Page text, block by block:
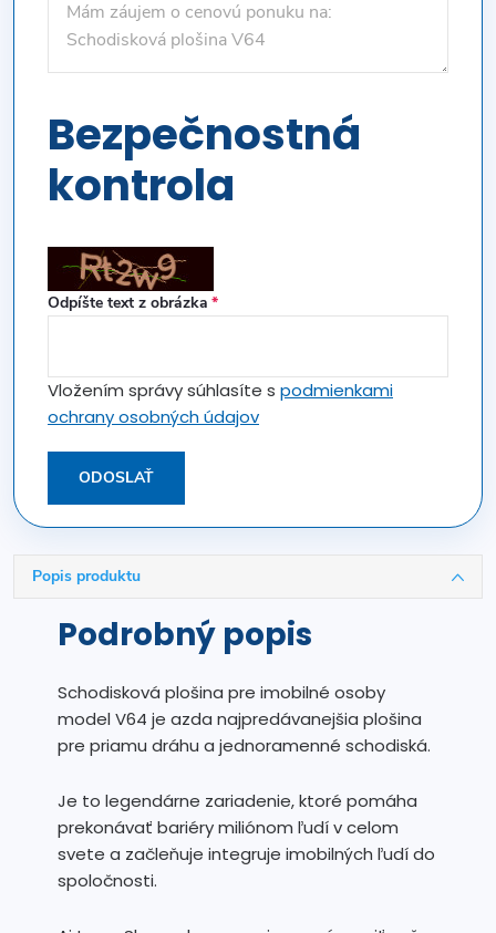
Bezpečnostná
kontrola
Odpíšte text z obrázka
Vložením správy súhlasíte s podmienkami
ochrany osobných údajov
ODOSLAŤ
Popis produktu
Podrobný popis
Schodisková plošina pre imobilné osoby
model V64 je azda najpredávanejšia plošina
pre priamu dráhu a jednoramenné schodiská.
Je to legendárne zariadenie, ktoré pomáha
prekonávať bariéry miliónom ľudí v celom
svete a začleňuje integruje imobilných ľudí do
spoločnosti.